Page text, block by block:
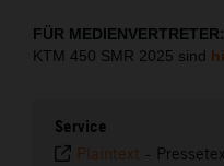
FÜR MEDIENVERTRETER:
KTM 450 SMR 2025 sind
Service
Plaintext -